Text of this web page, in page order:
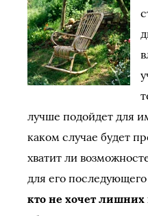
лучше подойдет для
каком случае будет
хватит ли
для его последующего
кто не хочет